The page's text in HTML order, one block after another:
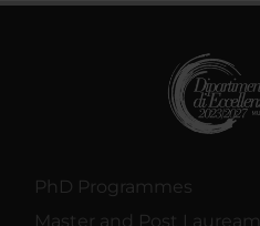
PhD Programmes
Master and Post Lauream